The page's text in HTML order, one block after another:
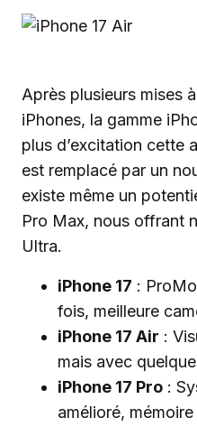
Après plusieurs mises
iPhones, la gamme
plus d’excitation cette
est remplacé par un
existe même un
Pro Max, nous offrant
Ultra.
iPhone 17 :
fois, meilleure
iPhone 17 Air :
mais avec
iPhone 17 Pro :
amélioré,